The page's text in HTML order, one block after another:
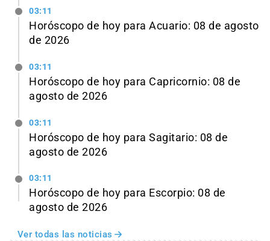
03:11
Horóscopo de hoy para Acuario: 08 de agosto
de 2026
03:11
Horóscopo de hoy para Capricornio: 08 de
agosto de 2026
03:11
Horóscopo de hoy para Sagitario: 08 de
agosto de 2026
03:11
Horóscopo de hoy para Escorpio: 08 de
agosto de 2026
Ver todas las noticias